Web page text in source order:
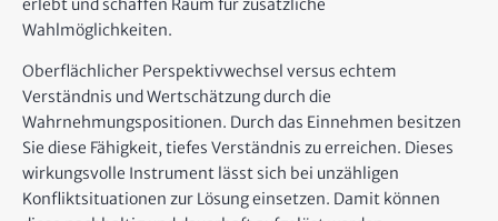
erlebt und schaffen Raum für zusätzliche
Wahlmöglichkeiten.
Oberflächlicher Perspektivwechsel versus echtem
Verständnis und Wertschätzung durch die
Wahrnehmungspositionen. Durch das Einnehmen besitzen
Sie diese Fähigkeit, tiefes Verständnis zu erreichen. Dieses
wirkungsvolle Instrument lässt sich bei unzähligen
Konfliktsituationen zur Lösung einsetzen. Damit können